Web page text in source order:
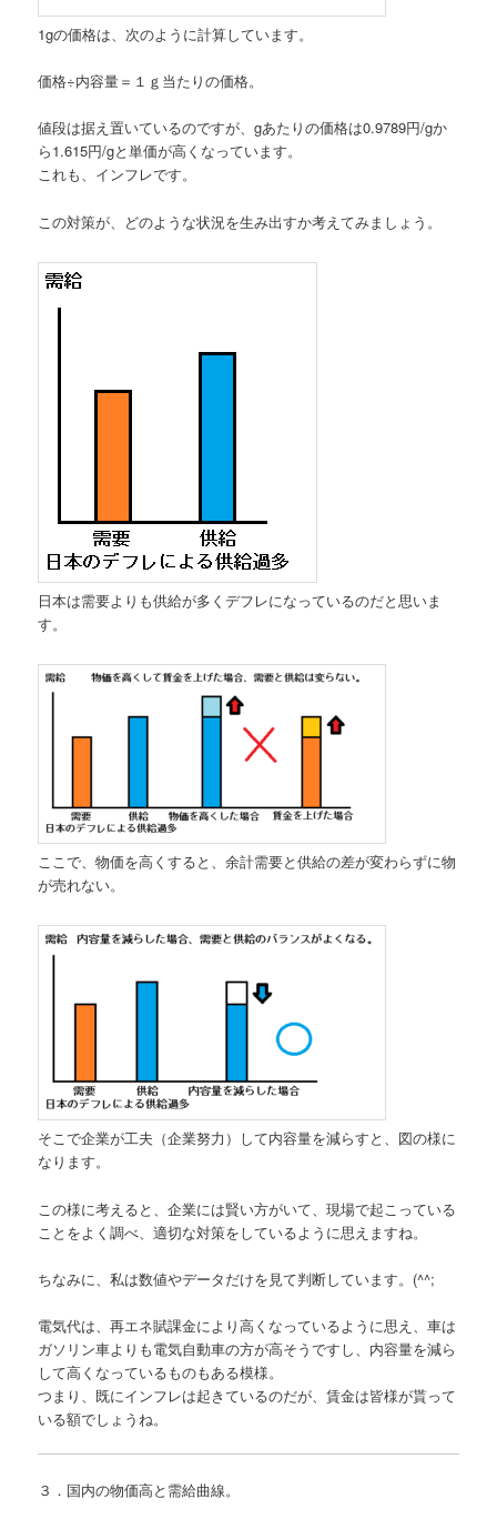
1gの価格は、次のように計算しています。
価格÷内容量＝１ｇ当たりの価格。
値段は据え置いているのですが、gあたりの価格は0.9789円/gか
ら1.615円/gと単価が高くなっています。
これも、インフレです。
この対策が、どのような状況を生み出すか考えてみましょう。
日本は需要よりも供給が多くデフレになっているのだと思いま
す。
ここで、物価を高くすると、余計需要と供給の差が変わらずに物
が売れない。
そこで企業が工夫（企業努力）して内容量を減らすと、図の様に
なります。
この様に考えると、企業には賢い方がいて、現場で起こっている
ことをよく調べ、適切な対策をしているように思えますね。
ちなみに、私は数値やデータだけを見て判断しています。(^^;
電気代は、再エネ賦課金により高くなっているように思え、車は
ガソリン車よりも電気自動車の方が高そうですし、内容量を減ら
して高くなっているものもある模様。
つまり、既にインフレは起きているのだが、賃金は皆様が貰って
いる額でしょうね。
３．国内の物価高と需給曲線。